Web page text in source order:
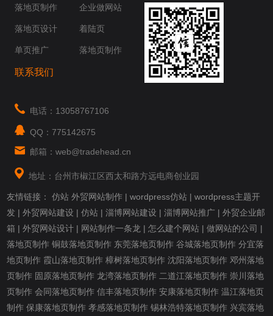
落地页制作
落地页设计
单页推广
企业做网站
着陆页
落地页制作
联系我们
电话：13058767106
QQ：775142675
邮箱：web@tradehead.cn
地址：台州市椒江区西太和路方远电商创业园
友情链接：仿站 外贸网站制作 |wordpress仿站 |wordpress主题开
发 |外贸网站建设 |仿站 |淄博网站建设 |淄博网站推广 |外贸企业邮
箱 |外贸网站设计 | 网站制作一条龙 |怎么建个网站 |做网站的公司 |
落地页制作 铜鼓落地页制作 东莞落地页制作 谷城落地页制作 分宜落
地页制作 霞山落地页制作 樟树落地页制作 沈阳落地页制作 邓州落地
页制作 固原落地页制作 龙湾落地页制作 二道江落地页制作 崇川落地
页制作 会同落地页制作 信丰落地页制作 安康落地页制作 温江落地页
制作 保康落地页制作 孝感落地页制作 锡林浩特落地页制作 兴宾落地